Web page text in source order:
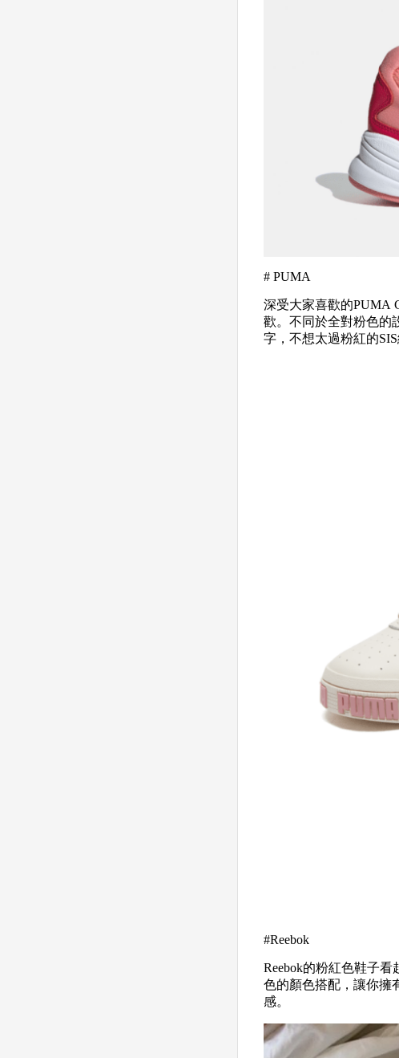
# PUMA
深受大家喜歡的PUMA
歡。不同於全對粉色的
字，不想太過粉紅的
#Reebok
Reebok的粉紅色鞋子
色的顏色搭配，讓你擁
感。